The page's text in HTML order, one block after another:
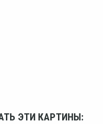
ЭТИ КАРТИНЫ: